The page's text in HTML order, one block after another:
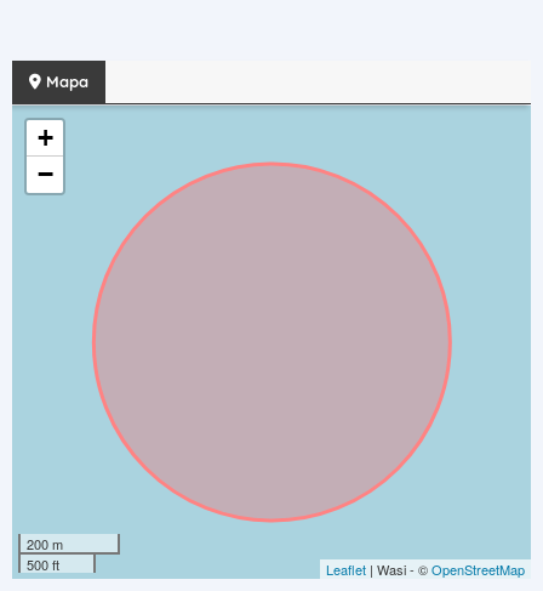
Mapa
+
−
200 m
500 ft
Leaflet | Wasi - ©OpenStreetMap